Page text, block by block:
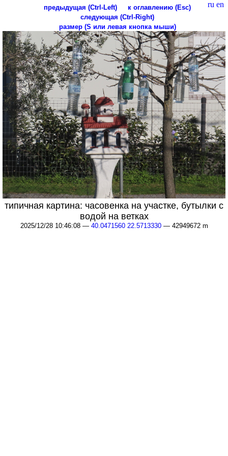
ru en
предыдущая (Ctrl-Left)
к оглавлению (Esc)
следующая (Ctrl-Right)
размер (S или левая кнопка мыши)
типичная картина: часовенка на участке, бутылки с
водой на ветках
2025/12/28 10:46:08 — 40.0471560 22.5713330— 42949672 m